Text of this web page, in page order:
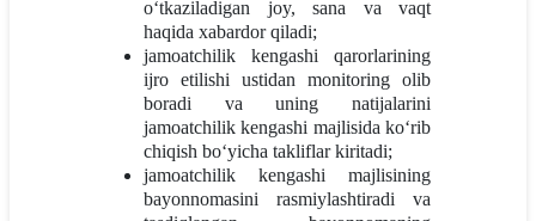
o‘tkaziladigan joy, sana va vaqt
haqida xabardor qiladi;
jamoatchilik kengashi qarorlarining
ijro etilishi ustidan monitoring olib
boradi va uning natijalarini
jamoatchilik kengashi majlisida ko‘rib
chiqish bo‘yicha takliflar kiritadi;
jamoatchilik kengashi majlisining
bayonnomasini rasmiylashtiradi va